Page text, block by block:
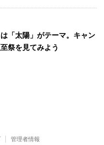
「太陽」がテーマ。キャン
祭を見てみよう
管理者情報